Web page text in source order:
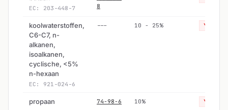
EC: 203-448-7
8
koolwaterstoffen,
C6-C7, n-
alkanen,
isoalkanen,
cyclische, <5%
n-hexaan
EC: 921-024-6
--- 10 - 25% Yes
propaan 74-98-6 10% Yes